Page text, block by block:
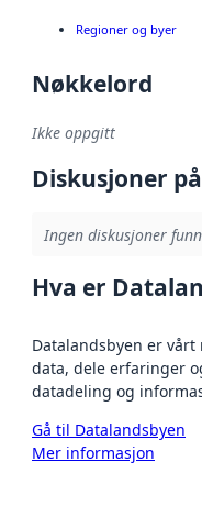
Regioner og byer
Nøkkelord
Ikke oppgitt
Diskusjoner
Ingen diskusjoner
Hva er
Datalandsbyen er
data, dele erfaringer
datadeling og
Gå til Datalandsbyen
Mer informasjon